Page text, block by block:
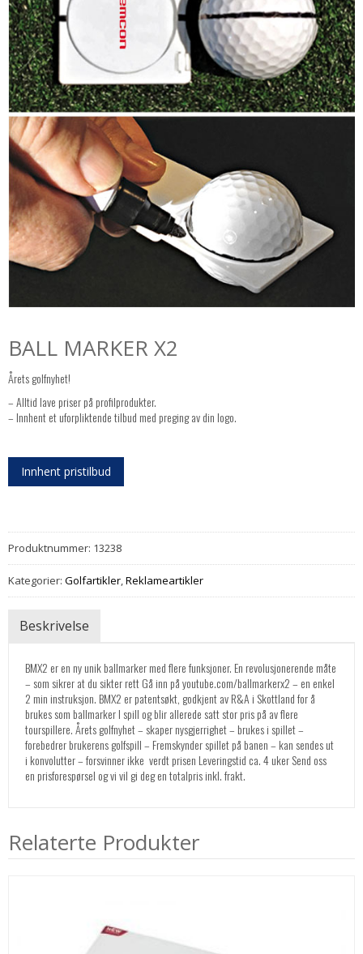
BALL MARKER X2
Årets golfnyhet!
– Alltid lave priser på profilprodukter.
– Innhent et uforpliktende tilbud med preging av din logo.
Innhent pristilbud
Produktnummer: 13238
Kategorier: Golfartikler,Reklameartikler
Beskrivelse
BMX2 er en ny unik ballmarker med flere funksjoner. En revolusjonerende måte
– som sikrer at du sikter rett Gå inn på youtube.com/ballmarkerx2 – en enkel
2 min instruksjon. BMX2 er patentsøkt, godkjent av R&A i Skottland for å
brukes som ballmarker I spill og blir allerede satt stor pris på av flere
tourspillere. Årets golfnyhet – skaper nysgjerrighet – brukes i spillet –
forebedrer brukerens golfspill – Fremskynder spillet på banen – kan sendes ut
i konvolutter – forsvinner ikke  verdt prisen Leveringstid ca. 4 uker Send oss
en prisforespørsel og vi vil gi deg en totalpris inkl. frakt.
Relaterte Produkter